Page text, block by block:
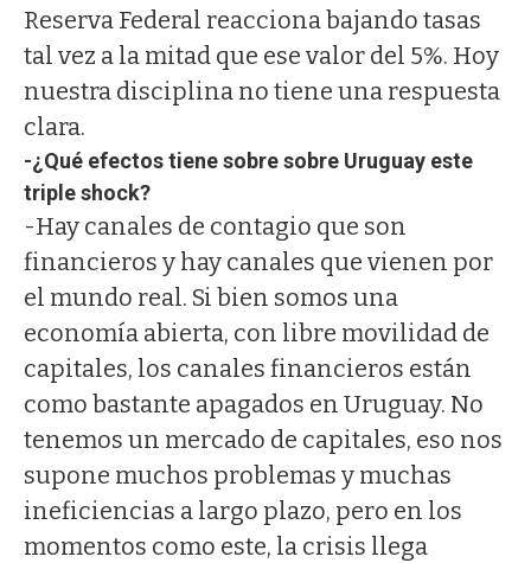
Reserva Federal reacciona bajando tasas
tal vez a la mitad que ese valor del 5%. Hoy
nuestra disciplina no tiene una respuesta
clara.
-¿Qué efectos tiene sobre sobre Uruguay este
triple shock?
-Hay canales de contagio que son
financieros y hay canales que vienen por
el mundo real. Si bien somos una
economía abierta, con libre movilidad de
capitales, los canales financieros están
como bastante apagados en Uruguay. No
tenemos un mercado de capitales, eso nos
supone muchos problemas y muchas
ineficiencias a largo plazo, pero en los
momentos como este, la crisis llega